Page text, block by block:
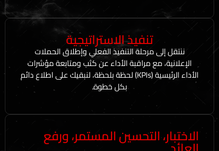
تنفيذ الاستراتيجية
مرحلة التنفيذ الفعلي وإطلاق الحملات
مع مراقبة الأداء عن كثب ومتابعة مؤشرات
الأداء الرئيسية (KPIs) لحظة بلحظة، لنبقيك على اطلاع دائم
بكل خطوة.
التحسين المستمر، ورفع